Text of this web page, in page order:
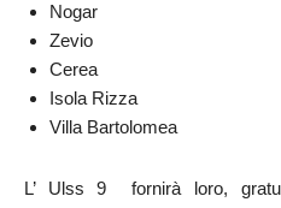
Nogar
Zevio
Cerea
Isola Rizza
Villa Bartolomea
L’ Ulss 9 fornirà loro,